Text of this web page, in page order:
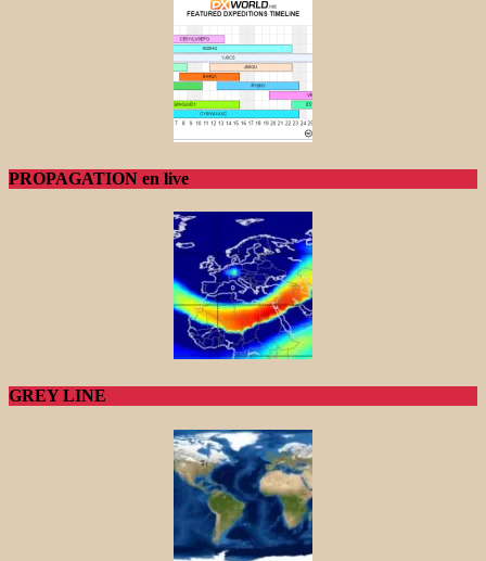
PROPAGATION en live
GREY LINE